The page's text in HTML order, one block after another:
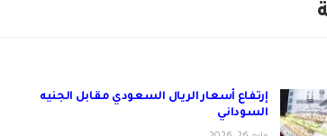
إرتفاع أسعار الريال السعودي مقابل الجنيه
السوداني